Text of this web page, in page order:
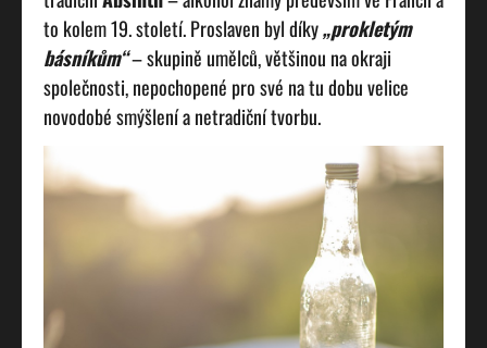
to kolem 19. století. Proslaven byl díky„prokletým
básníkům“– skupině umělců, většinou na okraji
společnosti, nepochopené pro své na tu dobu velice
novodobé smýšlení a netradiční tvorbu.